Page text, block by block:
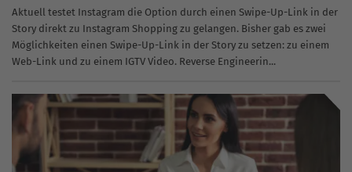
Aktuell testet Instagram die Option durch einen Swipe-Up-Link in der
Story direkt zu Instagram Shopping zu gelangen. Bisher gab es zwei
Möglichkeiten einen Swipe-Up-Link in der Story zu setzen: zu einem
Web-Link und zu einem IGTV Video. Reverse Engineerin...